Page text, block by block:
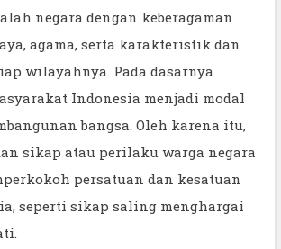
negara dengan keberagaman
agama, serta karakteristik dan
wilayahnya. Pada dasarnya
Indonesia menjadi modal
bangsa. Oleh karena itu,
sikap atau perilaku warga negara
persatuan dan kesatuan
seperti sikap saling menghargai